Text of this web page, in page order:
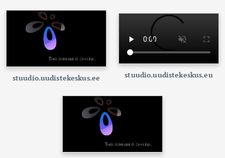
stuudio.uudistekeskus.ee stuudio.uudistekeskus.eu